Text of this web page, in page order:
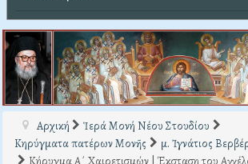
Αρχική
Ἱερά Μονή Νέου Στουδίου
Κηρύγματα πατέρων Μονῆς
μ. Ἰγνάτιος